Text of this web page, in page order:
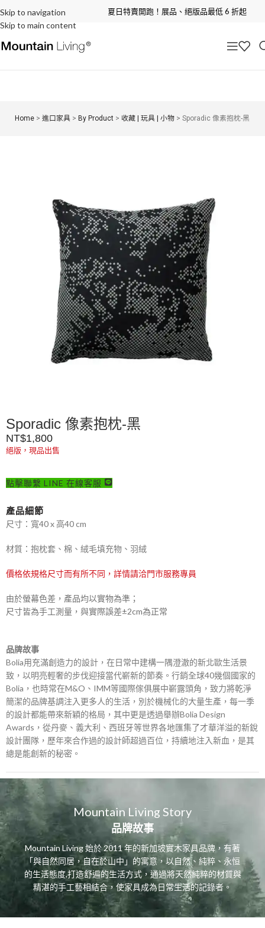
Skip to navigation
Skip to main content
夏日特賣開跑！展品、絕版品最低 6 折起
Home >進口家具 > By Product > 收藏 | 玩具 | 小物 >Sporadic 像素抱枕-黑
Sporadic 像素抱枕-黑
NT$1,800
絕版，現品出售
點擊聯繫 LINE 在線客服
產品細節
尺寸：寬40 x 高40 cm
材質：抱枕套、棉、絨毛填充物、羽絨
價格依規格尺寸而有所不同，詳情請洽門市服務專員
由於螢幕色差，產品均以實物為準；
尺寸皆為手工測量，與實際誤差±2cm為正常
品牌故事
Bolia用充滿創造力的設計，在日常中建構一隅澄澈的新北歐生活景
致，以明亮輕奢的步伐迎接當代嶄新的節奏。行銷全球40幾個國家的
Bolia，也時常在M&O、IMM等國際傢俱展中嶄露頭角，致力將乾淨
簡潔的品牌基調注入更多人的生活，別於機械化的大量生產，每一季
的設計都能帶來新穎的格局，其中更是透過舉辦Bolia Design
Awards，從丹麥、義大利、西班牙等世界各地匯集了才華洋溢的新銳
設計團隊，歷年來合作過的設計師超過百位，持續地注入新血，是其
總是能創新的秘密。
Mountain Living Story
品牌故事
Mountain Living 始於 2011 年的新加坡實木家具品牌，有著
「與自然同居，自在於山中」的寓意，以自然、純粹、永恒
的生活態度,打造舒遍的生活方式，通過將天然純粹的材質與
精湛的手工藝相結合，使家具成為日常生活的記錄者。